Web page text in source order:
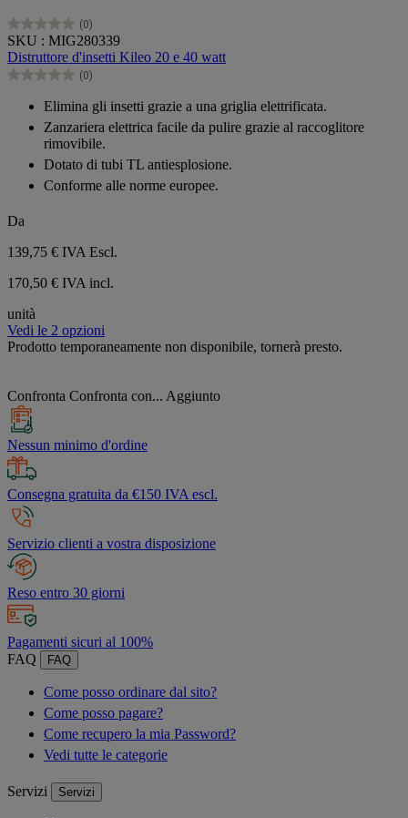
(0)
0.0
su
5
stelle.
SKU : MIG280339
Distruttore d'insetti Kileo 20 e 40 watt
(0)
0.0
stelle.
Elimina gli insetti grazie a una griglia elettrificata.
Zanzariera elettrica facile da pulire grazie al raccoglitore
rimovibile.
Dotato di tubi TL antiesplosione.
Conforme alle norme europee.
Da
139,75 € IVA Escl.
170,50 € IVA incl.
unità
Vedi le 2 opzioni
Prodotto temporaneamente non disponibile, tornerà presto.
Confronta Confronta con... Aggiunto
Nessun minimo d'ordine
Consegna gratuita da €150 IVA escl.
Servizio clienti a vostra disposizione
Reso entro 30 giorni
Pagamenti sicuri al 100%
FAQ
FAQ
Come posso ordinare dal sito?
Come posso pagare?
Come recupero la mia Password?
Vedi tutte le categorie
Servizi Servizi